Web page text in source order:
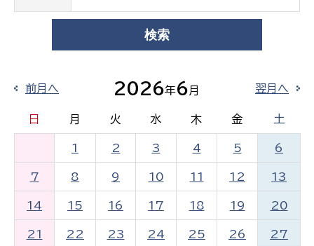
前月へ 2026年6月 翌月へ
日 月 火 水 木 金 土
1 2 3 4 5 6
7 8 9 10 11 12 13
14 15 16 17 18 19 20
21 22 23 24 25 26 27